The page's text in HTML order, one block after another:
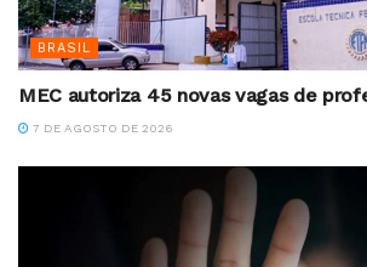
BRASIL
MEC autoriza 45 novas vagas de
7 DE AGOSTO DE 2026